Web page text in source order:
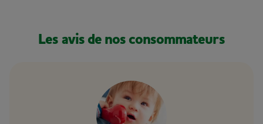
Les avis de nos consommateurs